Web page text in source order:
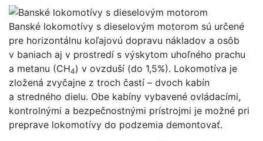
Banské lokomotívy s dieselovým motorom sú určené
pre horizontálnu koľajovú dopravu nákladov a osôb
v baniach aj v prostredí s výskytom uhoľného prachu
a metanu (CH4) v ovzduší (do 1,5%). Lokomotíva je
zložená zvyčajne z troch častí – dvoch kabín
a stredného dielu. Obe kabíny vybavené ovládacími,
kontrolnými a bezpečnostnými prístrojmi je možné pri
preprave lokomotívy do podzemia demontovať.